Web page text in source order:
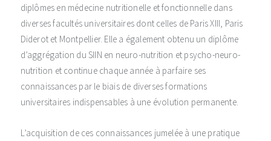
diplômes en médecine nutritionelle et fonctionnelle dans
diverses facultés universitaires dont celles de Paris XIII, Paris
Diderot et Montpellier. Elle a également obtenu un diplôme
d’aggrégation du SIIN en neuro-nutrition et psycho-neuro-
nutrition et continue chaque année à parfaire ses
connaissances par le biais de diverses formations
universitaires indispensables à une évolution permanente.
L’acquisition de ces connaissances jumelée à une pratique